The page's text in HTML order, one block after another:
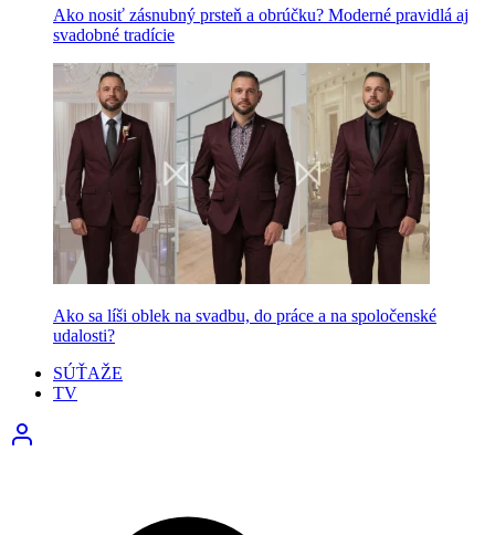
Ako nosiť zásnubný prsteň a obrúčku? Moderné pravidlá aj
svadobné tradície
Ako sa líši oblek na svadbu, do práce a na spoločenské
udalosti?
SÚŤAŽE
TV